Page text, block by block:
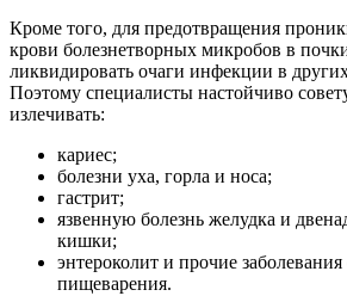
Кроме того, для предотвращения
крови болезнетворных микробов в
ликвидировать очаги инфекции в
Поэтому специалисты настойчиво
излечивать:
кариес;
болезни уха, горла и носа;
гастрит;
язвенную болезнь желудка и
кишки;
энтероколит и прочие заболевания
пищеварения.